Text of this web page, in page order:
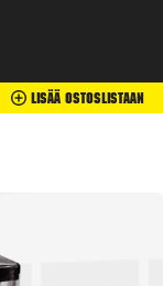
Lisää Ostoslistaan